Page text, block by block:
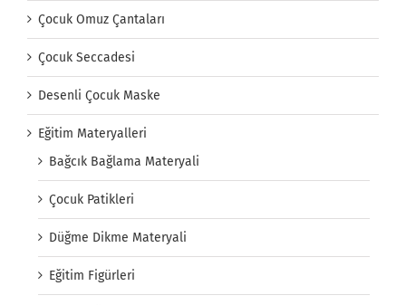
Çocuk Omuz Çantaları
Çocuk Seccadesi
Desenli Çocuk Maske
Eğitim Materyalleri
Bağcık Bağlama Materyali
Çocuk Patikleri
Düğme Dikme Materyali
Eğitim Figürleri